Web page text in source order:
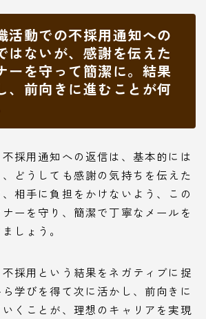
活動での不採用通知への
はないが、感謝を伝えた
ーを守って簡潔に。結果
、前向きに進むことが何
採用通知への返信は、基本的には
どうしても感謝の気持ちを伝えた
相手に負担をかけないよう、この
ーを守り、簡潔で丁寧なメールを
しょう。
採用という結果をネガティブに捉
学びを得て次に活かし、前向きに
くことが、理想のキャリアを実現